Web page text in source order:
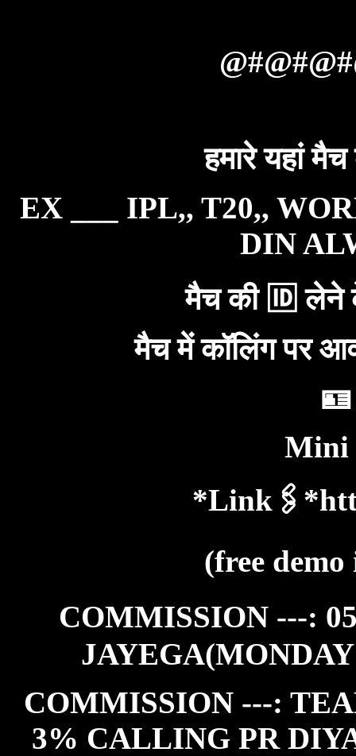
हमारे यहां
EX ___ IPL,, T20,,
DIN
मैच की 🆔 लेने
मैच में कॉलिंग पर
Mini
(free
COMMISSION ---:
COMMISSION ---:
3% CALLING PR